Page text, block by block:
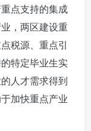
点支持的集成
，两区建设重
税源、重点引
特定毕业生实
人才需求得到
加快重点产业